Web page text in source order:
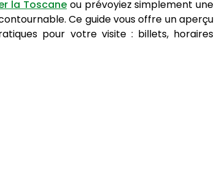
la Toscaneou prévoyiez simplement une
Ce guide vous offre un aperçu
pour votre visite : billets, horaires